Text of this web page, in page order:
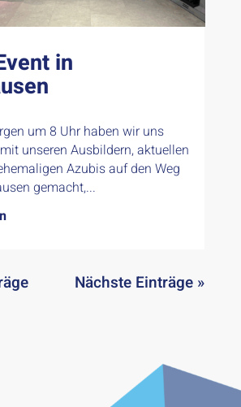
in
um 8 Uhr haben wir uns
unseren Ausbildern, aktuellen
Azubis auf den Weg
gemacht,...
Nächste Einträge »